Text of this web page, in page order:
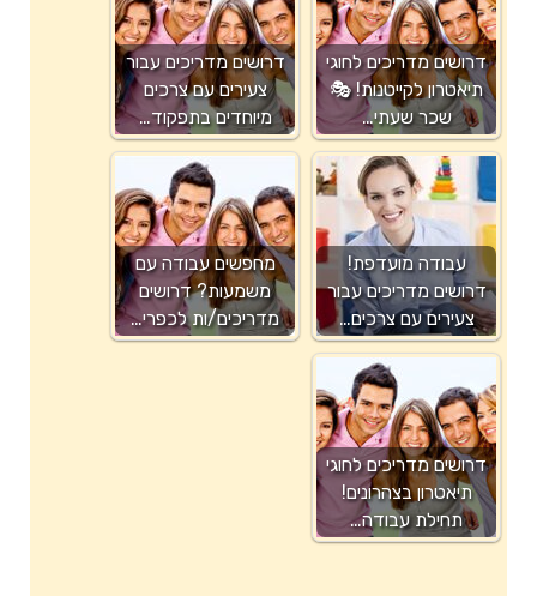
דרושים מדריכים לחוגי
תיאטרון לקייטנות! 🎭
שכר שעתי…
דרושים מדריכים עבור
צעירים עם צרכים
מיוחדים בתפקוד…
עבודה מועדפת!
דרושים מדריכים עבור
צעירים עם צרכים…
מחפשים עבודה עם
משמעות? דרושים
מדריכים/ות לכפרי…
דרושים מדריכים לחוגי
תיאטרון בצהרונים!
תחילת עבודה…